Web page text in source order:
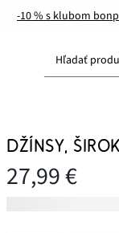
-10 % s klubom
Hľadať
DŽÍNSY,
27,99 €